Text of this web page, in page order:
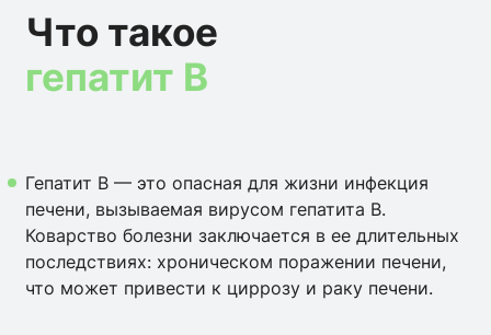
Что такое
гепатит В
Гепатит В — это опасная для жизни инфекция
печени, вызываемая вирусом гепатита В.
Коварство болезни заключается в ее длительных
последствиях: хроническом поражении печени,
что может привести к циррозу и раку печени.